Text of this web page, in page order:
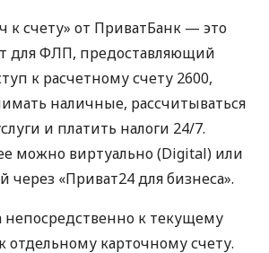
к счету» от ПриватБанк — это
для ФЛП, предоставляющий
к расчетному счету 2600,
наличные, рассчитываться
и платить налоги 24/7.
можно виртуально (Digital) или
через «Приват24 для бизнеса».
непосредственно к текущему
отдельному карточному счету.